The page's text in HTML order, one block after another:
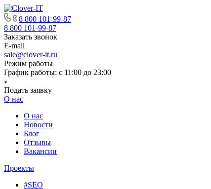
8 800 101-99-87
8 800 101-99-87
Заказать звонок
E-mail
sale@clover-it.ru
Режим работы
График работы: с 11:00 до 23:00
Подать заявку
О нас
О нас
Новости
Блог
Отзывы
Вакансии
Проекты
#SEO